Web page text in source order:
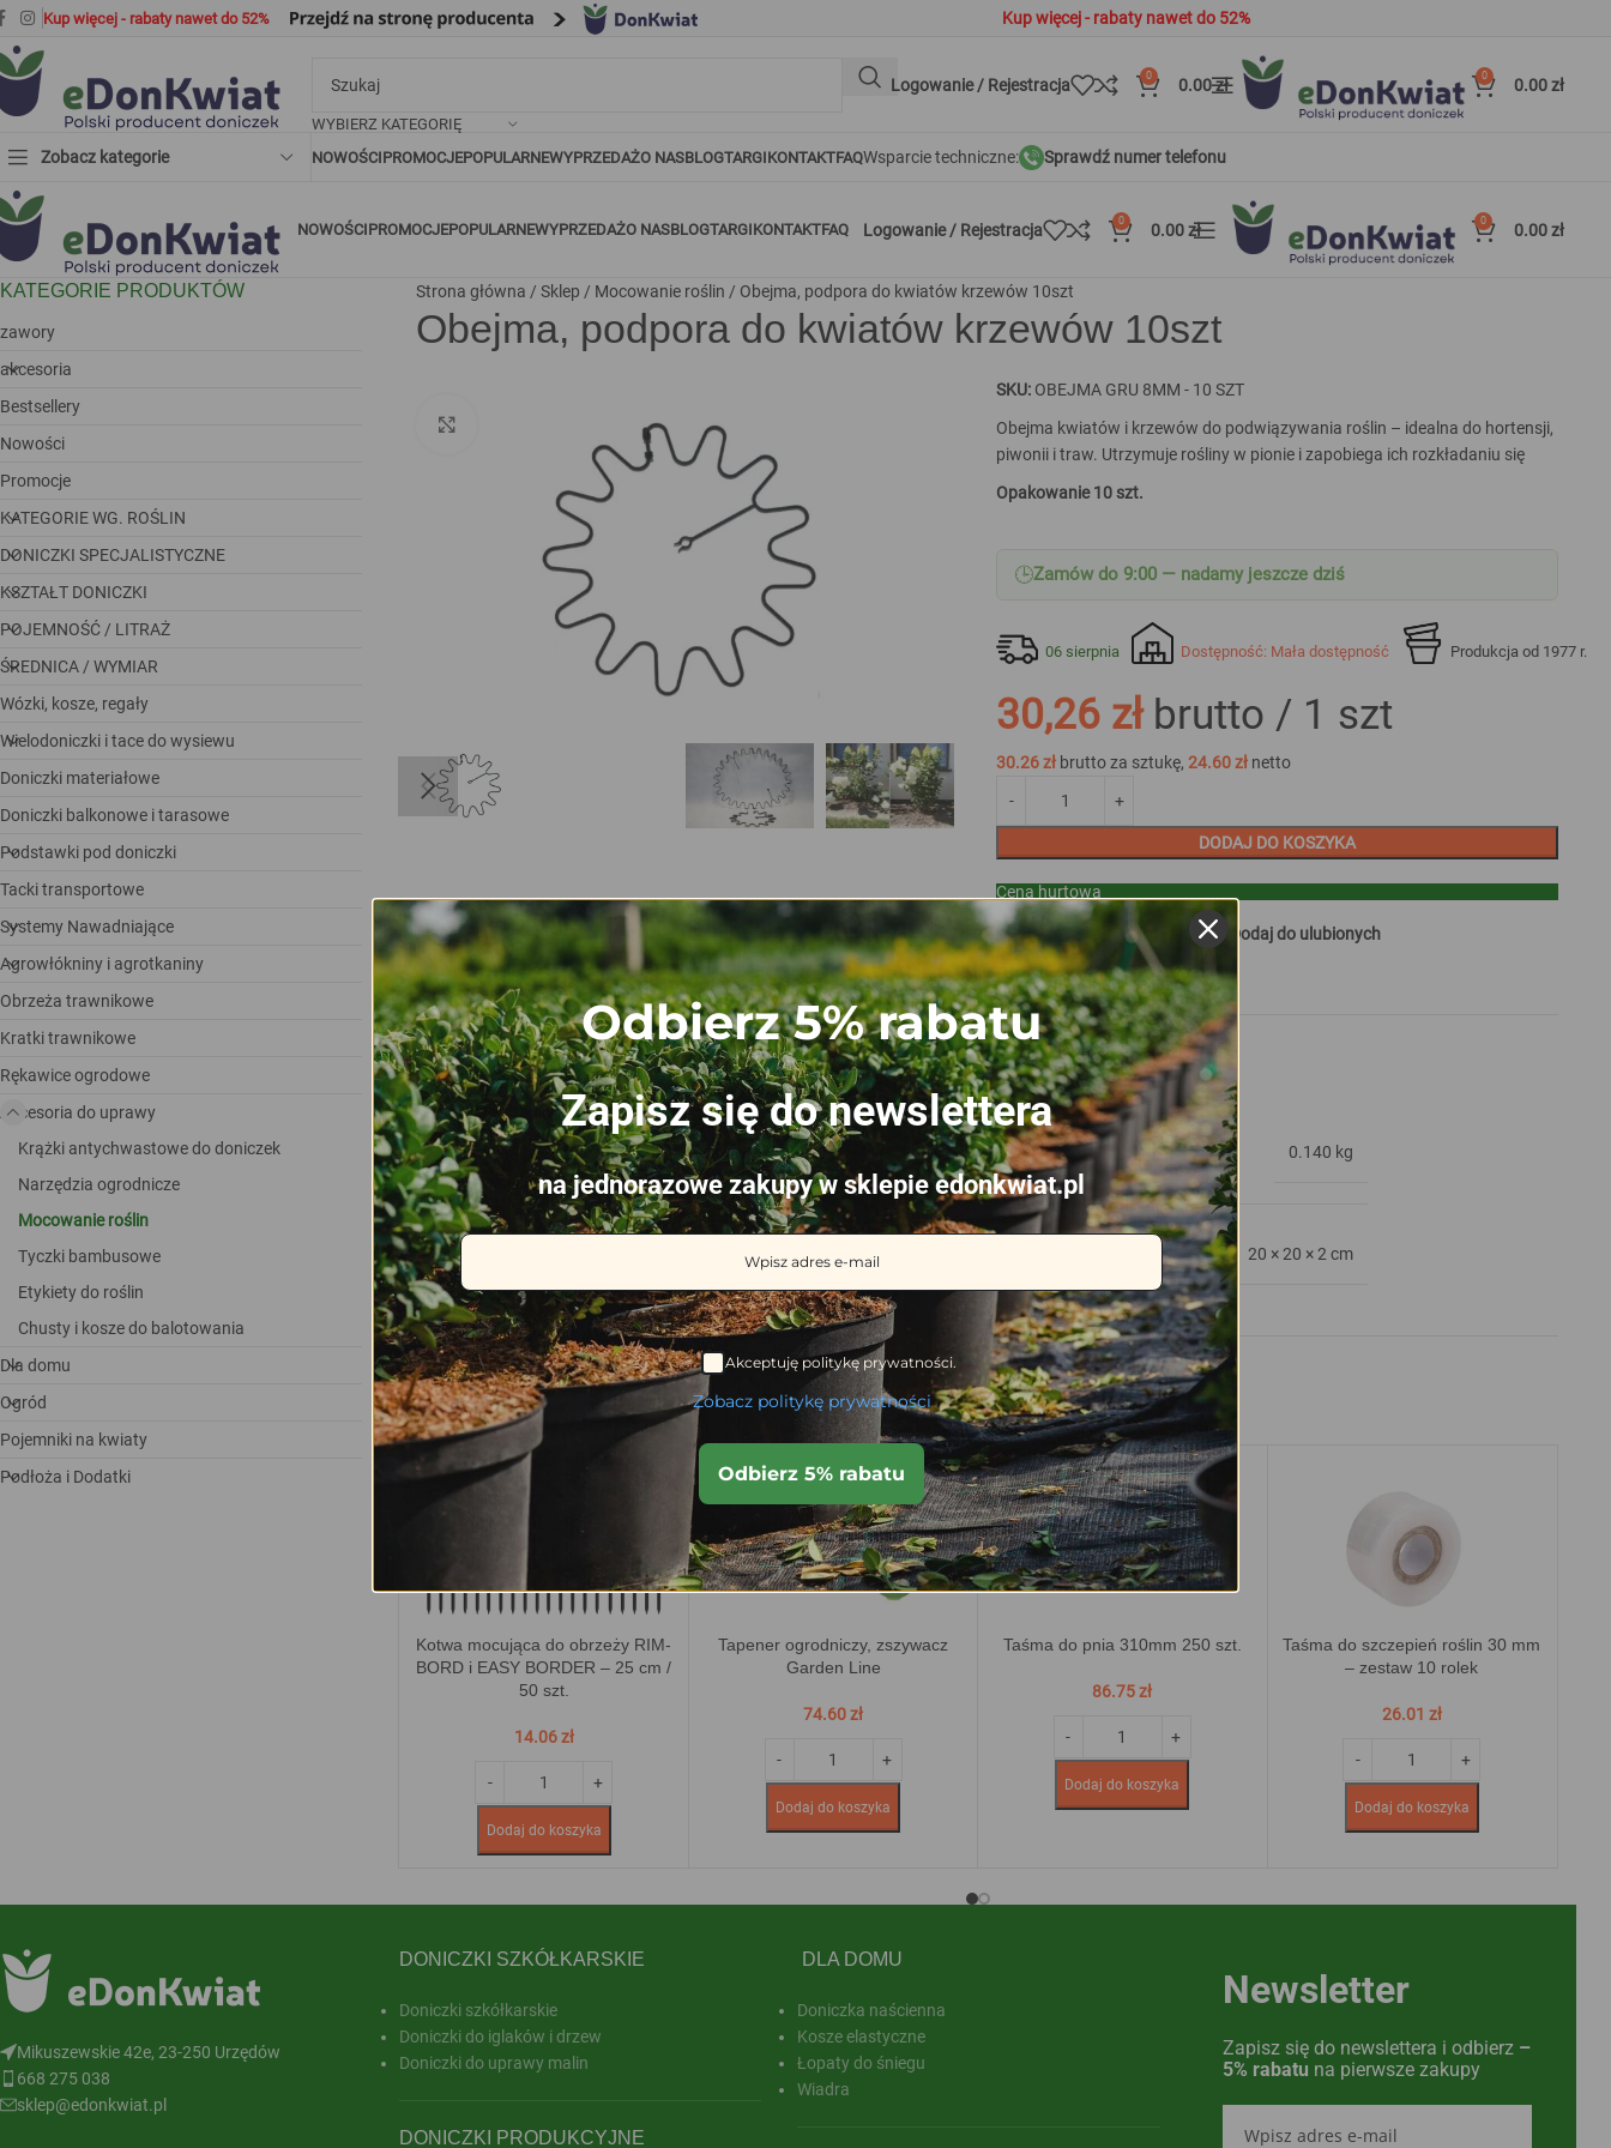
Kup więcej - rabaty nawet do 52% Kup więcej - rabaty nawet do 52%
WYBIERZ KATEGORIĘ
Logowanie / Rejestracja 0 0.00zł 0 0.00zł
Zobacz kategorie NOWOŚCIPROMOCJEPOPULARNEWYPRZEDAŻO NASBLOGTARGIKONTAKTFAQWsparcie techniczne: Sprawdź numer telefonu
NOWOŚCIPROMOCJEPOPULARNEWYPRZEDAŻO NASBLOGTARGIKONTAKTFAQ Logowanie / Rejestracja 0 0.00zł 0 0.00zł
KATEGORIE PRODUKTÓW
zawory
akcesoria
Bestsellery
Nowości
Promocje
KATEGORIE WG. ROŚLIN
DONICZKI SPECJALISTYCZNE
KSZTAŁT DONICZKI
POJEMNOŚĆ / LITRAŻ
ŚREDNICA / WYMIAR
Wózki, kosze, regały
Wielodoniczki i tace do wysiewu
Doniczki materiałowe
Doniczki balkonowe i tarasowe
Podstawki pod doniczki
Tacki transportowe
Systemy Nawadniające
Agrowłókniny i agrotkaniny
Obrzeża trawnikowe
Kratki trawnikowe
Rękawice ogrodowe
Akcesoria do uprawy
Krążki antychwastowe do doniczek
Narzędzia ogrodnicze
Mocowanie roślin
Tyczki bambusowe
Etykiety do roślin
Chusty i kosze do balotowania
Dla domu
Ogród
Pojemniki na kwiaty
Podłoża i Dodatki
Strona główna /Sklep / Mocowanie roślin / Obejma, podpora do kwiatów krzewów 10szt
Obejma, podpora do kwiatów krzewów 10szt
SKU: OBEJMA GRU 8MM - 10 SZT
Obejma kwiatów i krzewów do podwiązywania roślin – idealna do hortensji,
piwonii i traw. Utrzymuje rośliny w pionie i zapobiega ich rozkładaniu się
Opakowanie 10 szt.
🕒Zamów do 9:00 — nadamy jeszcze dziś
06 sierpnia Dostępność: Mała dostępność Produkcja od 1977 r.
30,26 złbrutto / 1 szt
30.26zł brutto za sztukę,24.60zł netto
DODAJ DO KOSZYKA
Cena hurtowa
Dodaj do porównania Dodaj do ulubionych
INFORMACJE DODATKOWEOPISOPINIE (1)
WAGA 0.140 kg
20 × 20 × 2 cm
Podobne produkty
Kotwa mocująca do obrzeży RIM-
BORD i EASY BORDER – 25 cm /
50 szt.
14.06zł
Dodaj do koszyka
Tapener ogrodniczy, zszywacz
Garden Line
74.60zł
Dodaj do koszyka
Taśma do pnia 310mm 250 szt.
86.75zł
Dodaj do koszyka
Taśma do szczepień roślin 30 mm
– zestaw 10 rolek
26.01 zł
Dodaj do koszyka
Mikuszewskie 42e, 23-250 Urzędów
668 275 038
sklep@edonkwiat.pl
DONICZKI SZKÓŁKARSKIE
Doniczki szkółkarskie
Doniczki do iglaków i drzew
Doniczki do uprawy malin
DONICZKI PRODUKCYJNE
DLA DOMU
Doniczka naścienna
Kosze elastyczne
Łopaty do śniegu
Wiadra
Newsletter
Zapisz się do newslettera i odbierz –
5% rabatu na pierwsze zakupy
Odbierz 5% rabatu
Zapisz się do newslettera
na jednorazowe zakupy w sklepie edonkwiat.pl
Akceptuję politykę prywatności.
Zobacz politykę prywatności
Odbierz 5% rabatu